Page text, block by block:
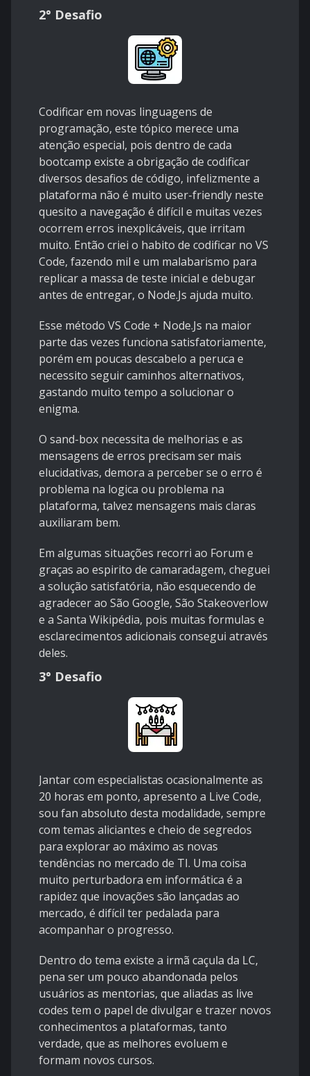
2° Desafio
Codificar em novas linguagens de
programação, este tópico merece uma
atenção especial, pois dentro de cada
bootcamp existe a obrigação de codificar
diversos desafios de código, infelizmente a
plataforma não é muito user-friendly neste
quesito a navegação é difícil e muitas vezes
ocorrem erros inexplicáveis, que irritam
muito. Então criei o habito de codificar no VS
Code, fazendo mil e um malabarismo para
replicar a massa de teste inicial e debugar
antes de entregar, o Node.Js ajuda muito.
Esse método VS Code + Node.Js na maior
parte das vezes funciona satisfatoriamente,
porém em poucas descabelo a peruca e
necessito seguir caminhos alternativos,
gastando muito tempo a solucionar o
enigma.
O sand-box necessita de melhorias e as
mensagens de erros precisam ser mais
elucidativas, demora a perceber se o erro é
problema na logica ou problema na
plataforma, talvez mensagens mais claras
auxiliaram bem.
Em algumas situações recorri ao Forum e
graças ao espirito de camaradagem, cheguei
a solução satisfatória, não esquecendo de
agradecer ao São Google, São Stakeoverlow
e a Santa Wikipédia, pois muitas formulas e
esclarecimentos adicionais consegui através
deles.
3° Desafio
Jantar com especialistas ocasionalmente as
20 horas em ponto, apresento a Live Code,
sou fan absoluto desta modalidade, sempre
com temas aliciantes e cheio de segredos
para explorar ao máximo as novas
tendências no mercado de TI. Uma coisa
muito perturbadora em informática é a
rapidez que inovações são lançadas ao
mercado, é difícil ter pedalada para
acompanhar o progresso.
Dentro do tema existe a irmã caçula da LC,
pena ser um pouco abandonada pelos
usuários as mentorias, que aliadas as live
codes tem o papel de divulgar e trazer novos
conhecimentos a plataformas, tanto
verdade, que as melhores evoluem e
formam novos cursos.